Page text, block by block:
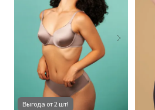
Выгода от 2 шт!